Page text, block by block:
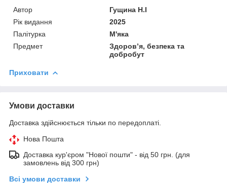
Автор
Гущина Н.І
Рік видання
2025
Палітурка
М'яка
Предмет
Здоров’я, безпека та
добробут
Приховати
Умови доставки
Доставка здійснюється тільки по передоплаті.
Нова Пошта
Доставка кур'єром "Нової пошти" - від 50 грн. (для
замовлень від 300 грн)
Всі умови доставки